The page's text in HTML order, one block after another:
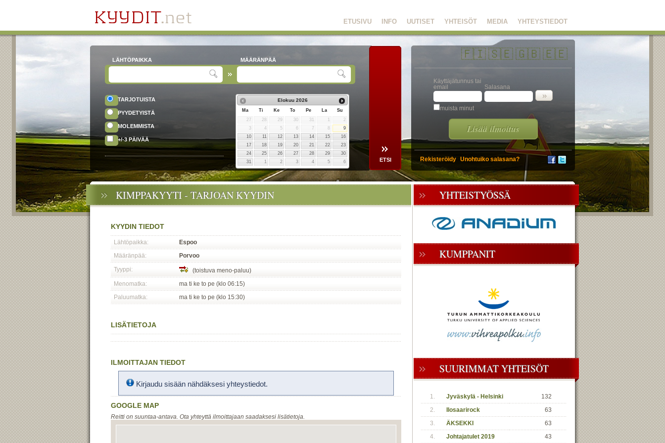
YHTEYSTIEDOT
MEDIA
YHTEISÖT
UUTISET
INFO
ETUSIVU
LÄHTÖPAIKKA MÄÄRÄNPÄÄ
TARJOTUISTA
PYYDETYISTÄ
MOLEMMISTA
+/-3 PÄIVÄÄ
Elokuu 2026
Ma Ti Ke To Pe La
Su
27
28 29 30 31
2
3
4 5 6 7 8
9
10
11 12 13 14 15
16
17
18 19 20 21 22
23
24
25 26 27 28 29
30
31
1 2 3 4 5 6
🇫🇮🇸🇪🇬🇧🇪🇪
Käyttäjätunnus tai
email
Salasana
muista minut
Lisää ilmoitus
Rekisteröidy Unohtuiko salasana?
KIMPPAKYYTI - TARJOAN KYYDIN
KYYDIN TIEDOT
Lähtöpaikka:
Espoo
Määränpää:
Porvoo
Tyyppi:
(toistuva meno-paluu)
Menomatka:
ma ti ke to pe (klo 06:15)
Paluumatka:
ma ti ke to pe (klo 15:30)
LISÄTIETOJA
ILMOITTAJAN TIEDOT
Kirjaudu sisään nähdäksesi yhteystiedot.
GOOGLE MAP
Reitti on suuntaa-antava. Ota yhteyttä ilmoittajaan saadaksesi lisätietoja.
YHTEISTYÖSSÄ
KUMPPANIT
SUURIMMAT YHTEISÖT
1. Jyväskylä - Helsinki
132
2.
Ilosaarirock
63
3.
ÄKSEKKI
63
4.
Johtajatulet 2019
43